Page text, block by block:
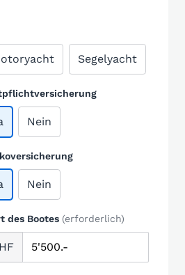
Segelyacht
Nein
Nein
des Bootes (erforderlich)